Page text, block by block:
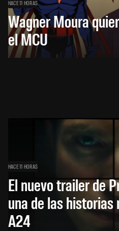
HACE 11 HORAS
Wagner Moura
el MCU
HACE 11 HORAS
El nuevo trailer de
una de las historias
A24